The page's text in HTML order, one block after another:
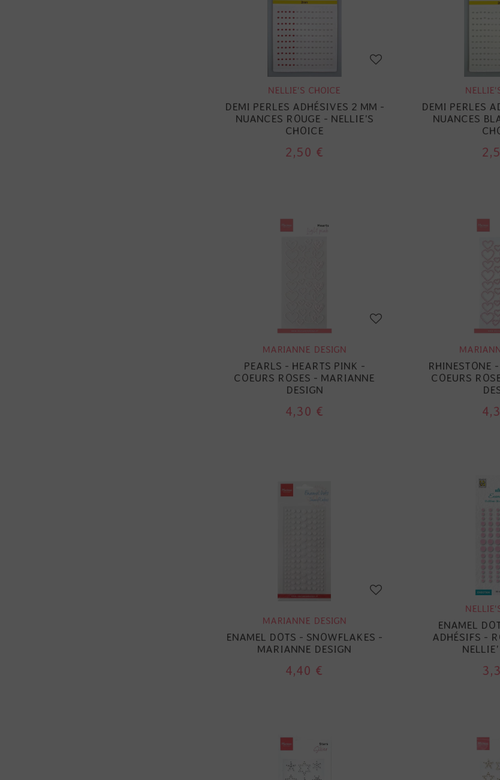
NELLIE'S CHOICE
DEMI PERLES ADHÉSIVES 2 MM -
NUANCES ROUGE - NELLIE'S
CHOICE
2,50 €
DEMI PERLES
NUANCES
MARIANNE DESIGN
PEARLS - HEARTS PINK -
COEURS ROSES - MARIANNE
DESIGN
4,30 €
RHINESTONE
COEURS
MARIANNE DESIGN
ENAMEL DOTS - SNOWFLAKES -
MARIANNE DESIGN
4,40 €
ENAMEL
ADHÉSIFS -